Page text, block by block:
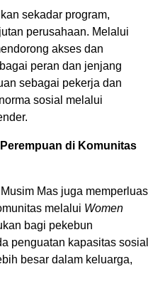
sekadar program,
perusahaan. Melalui
akses dan
peran dan jenjang
sebagai pekerja dan
sosial melalui
di Komunitas
Mas juga memperluas
melalui Women
bagi pekebun
penguatan kapasitas sosial
besar dalam keluarga,